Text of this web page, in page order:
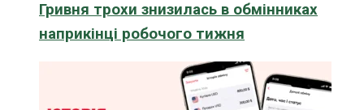
Гривня трохи знизилась в обмінниках
наприкінці робочого тижня